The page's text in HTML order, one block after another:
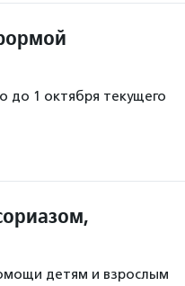
до 1 октября текущего
детям и взрослым